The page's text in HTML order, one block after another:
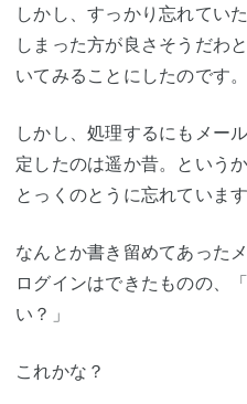
しかし、すっかり忘れてい
しまった方が良さそうだわ
いてみることにしたのです。
しかし、処理するにもメー
定したのは遥か昔。という
とっくのとうに忘れています
なんとか書き留めてあった
ログインはできたものの、
い？」
これかな？